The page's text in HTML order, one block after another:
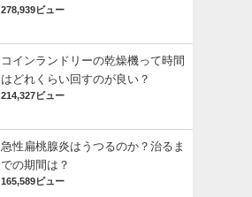
278,939ビュー
コインランドリーの乾燥機って時間
はどれくらい回すのが良い？
214,327ビュー
急性扁桃腺炎はうつるのか？治るま
での期間は？
165,589ビュー